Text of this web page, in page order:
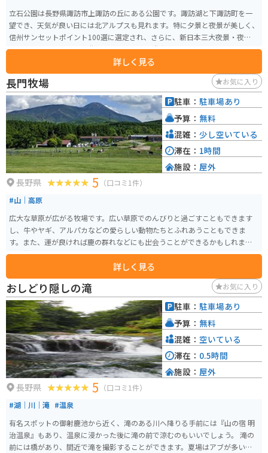
立石公園は長野県諏訪市上諏訪の丘にある公園です。諏訪湖と下諏訪町を一
望でき、天気が良い日には北アルプスも見れます。特に夕景と夜景が美しく、
信州サンセットポイント100選に選定され、さらに、新日本三大夜景・夜景百
選にも選ばれています。遊具のあるエリアと遊歩道もあります。
詳しく見る
長門牧場 お気に入り
長野県 5 （口コミ1件）
#山｜高原
広大な草原が広がる牧場です。広い草原でのんびりと過ごすこともできます
し、牛やヤギ、アルパカなどの愛らしい動物たちとふれあうこともできま
す。また、運が良ければ鹿の群れなどにも出会うことができるかもしれませ
ん。牧場では、絶品のソフトクリームも販売されており、濃厚でミルキーな
詳しく見る
駐車： 駐車場あり
予算： 無料
混雑： 少し空いている
滞在： 1時間
施設： 屋外
おしどり隠しの滝 お気に入り
長野県 5 （口コミ1件）
#湖｜川｜滝 #温泉
有名スポットの御射鹿池から近く、滝のある川へ降りる手前には『山の宿 明
治温泉』もあり、温泉に浸かった後に滝の前で涼むのもいいでしょう。 滝の
前には橋があり、間近で滝を撮影することができます。夏場はアブが多いの
駐車： 駐車場あり
予算： 無料
混雑： 空いている
滞在： 0.5時間
施設： 屋外